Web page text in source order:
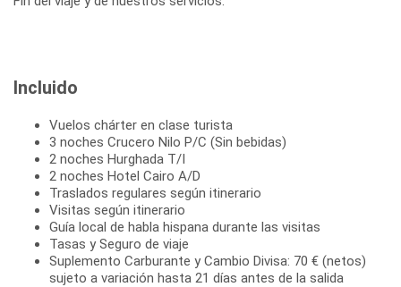
Incluido
Vuelos chárter en clase turista
3 noches Crucero Nilo P/C (Sin bebidas)
2 noches Hurghada T/I
2 noches Hotel Cairo A/D
Traslados regulares según itinerario
Visitas según itinerario
Guía local de habla hispana durante las visitas
Tasas y Seguro de viaje
Suplemento Carburante y Cambio Divisa: 70 € (netos)
sujeto a variación hasta 21 días antes de la salida